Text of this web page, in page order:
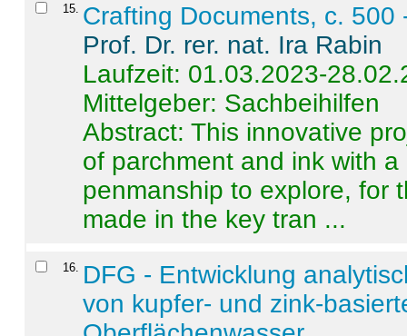
15 Crafting Documents, c. 500
Prof. Dr. rer. nat. Ira Rabin
Laufzeit: 01.03.2023-
Mittelgeber: Sachbeihilfen
Abstract:This innovative
of parchment and ink with
penmanship to explore, for
made in the key tran ...
16
DFG - Entwicklung
von kupfer- und zink-